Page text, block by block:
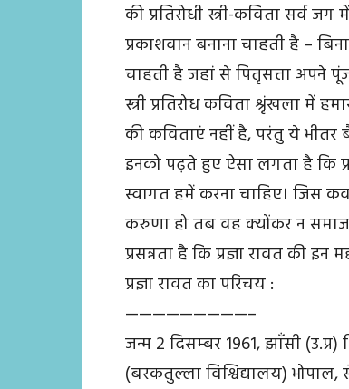
की प्रतिरोधी स्त्री-कविता सर्व
प्रकाशवान बनाना चाहती है –
चाहती है जहां से पितृसत्ता अपने
स्त्री प्रतिरोध कविता श्रृंखला में
की कविताएं नहीं है, परंतु ये
इनको पढ़ते हुए ऐसा लगता है कि
स्वागत हमें करना चाहिए। जिस
करुणा हो तब वह क्योंकर न
प्रसन्नता है कि प्रज्ञा रावत की
प्रज्ञा रावत का परिचय :
—————————–
जन्म 2 दिसम्बर 1961, झाँसी
(बरकतुल्ला विश्विद्यालय)